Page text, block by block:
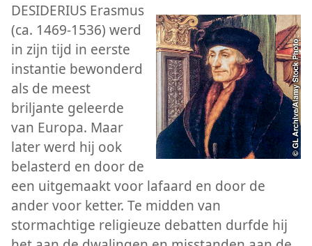
DESIDERIUS Erasmus
(ca. 1469-1536) werd
in zijn tijd in eerste
instantie bewonderd
als de meest
briljante geleerde
van Europa. Maar
later werd hij ook
belasterd en door de
een uitgemaakt voor lafaard en door de
ander voor ketter. Te midden van
stormachtige religieuze debatten durfde hij